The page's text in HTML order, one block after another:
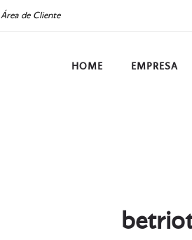
Área de Cliente
HOME EMPRESA